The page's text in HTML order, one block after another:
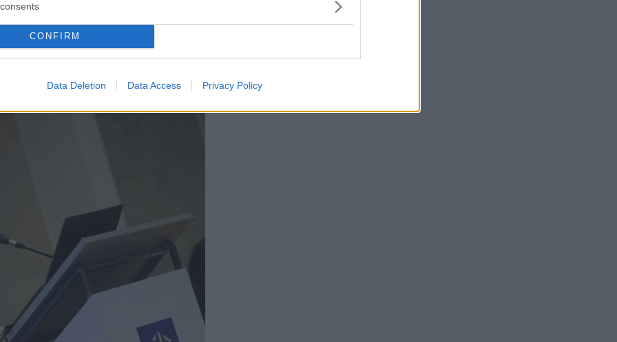
CONFIRM
Data Deletion Data Access Privacy Policy
1,5 anni prima che le elezioni estendano il deficit
perché crede che sia l’unico modo per vincere le
esempio, il governatore della banca centrale
del 2022 e il non unirsi alla lotta per frenare